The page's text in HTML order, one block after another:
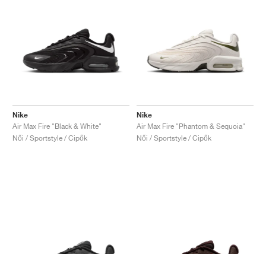
Nike
Air Max Fire "Black & White"
Női / Sportstyle / Cipők
Nike
Air Max Fire "Phantom & Sequoia"
Női / Sportstyle / Cipők